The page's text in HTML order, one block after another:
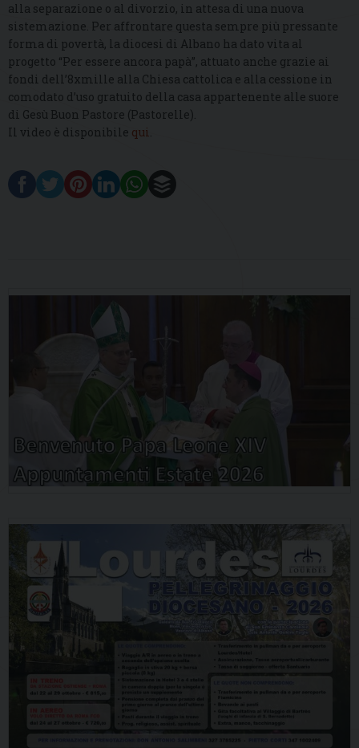
alla separazione o al divorzio, in attesa di una nuova
sistemazione. Per affrontare questa sempre più pressante
forma di povertà, la diocesi di Albano ha dato vita al
progetto “Per essere ancora papà”, attuato anche grazie ai
fondi dell’8xmille alla Chiesa cattolica e alla cessione in
comodato d’uso gratuito della casa appartenente alle suore
di Gesù Buon Pastore (Pastorelle).
Il video è disponibile qui.